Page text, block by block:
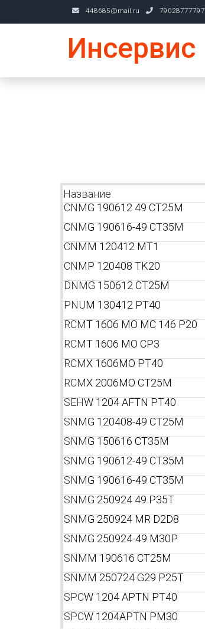
448685@mail.ru 79028777797
Инсервис
Название
CNMG 190612 49 CT25M
CNMG 190616-49 CT35M
CNMM 120412 MT1
CNMP 120408 TK20
DNMG 150612 CT25M
PNUM 130412 PT40
RCMT 1606 MO MC 146 P20
RCMT 1606 MO СР3
RCMX 1606MO PT40
RCMX 2006MO CT25M
SEHW 1204 AFTN PT40
SNMG 120408-49 CT25M
SNMG 150616 CT35M
SNMG 190612-49 CT35M
SNMG 190616-49 CT35M
SNMG 250924 49 P35T
SNMG 250924 MR D2D8
SNMG 250924-49 M30P
SNMM 190616 CT25M
SNMM 250724 G29 P25T
SPCW 1204 APTN PT40
SPCW 1204APTN PM30